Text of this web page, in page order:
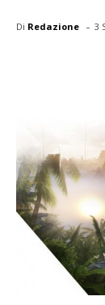
Di Redazione - 3